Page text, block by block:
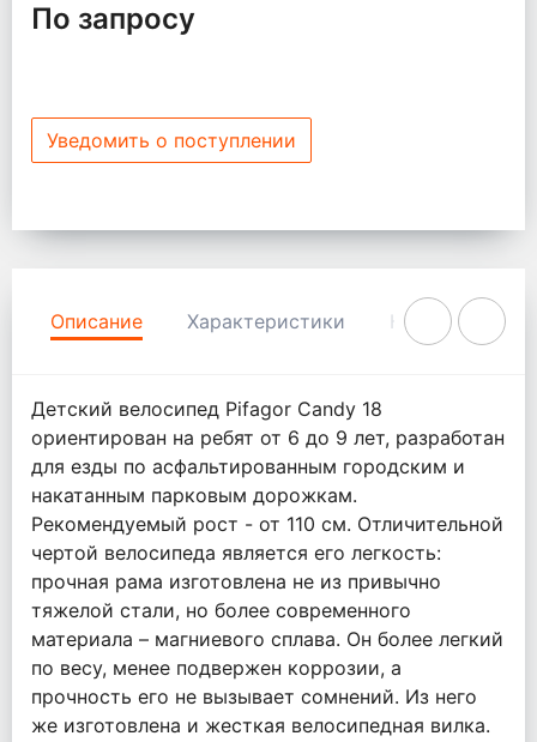
По запросу
Уведомить о поступлении
Описание Характеристики Комментарии
Детский велосипед Pifagor Candy 18
ориентирован на ребят от 6 до 9 лет, разработан
для езды по асфальтированным городским и
накатанным парковым дорожкам.
Рекомендуемый рост - от 110 см. Отличительной
чертой велосипеда является его легкость:
прочная рама изготовлена не из привычно
тяжелой стали, но более современного
материала – магниевого сплава. Он более легкий
по весу, менее подвержен коррозии, а
прочность его не вызывает сомнений. Из него
же изготовлена и жесткая велосипедная вилка.